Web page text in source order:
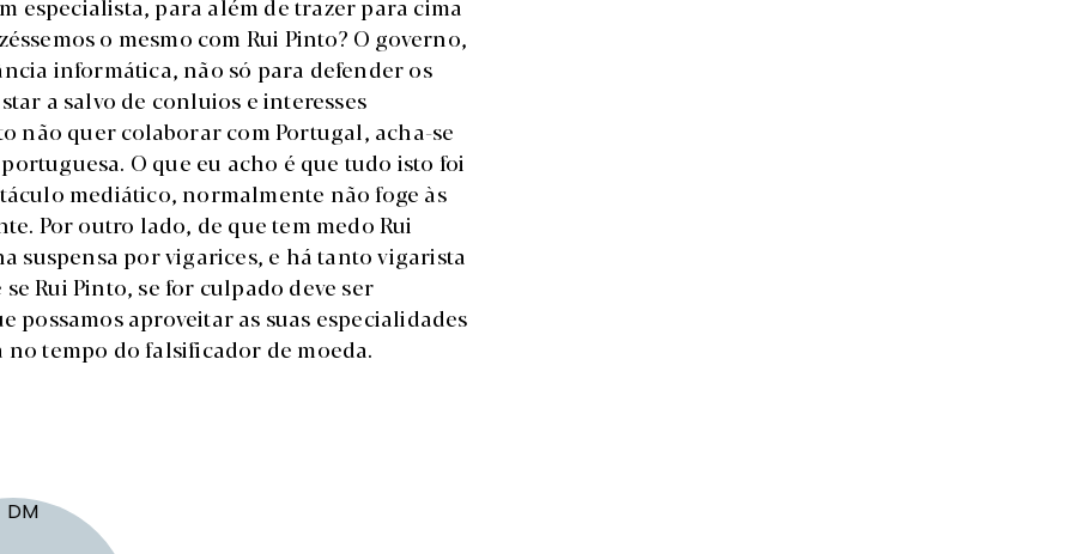
especialista, para além de trazer para cima
o mesmo com Rui Pinto? O governo,
informática, não só para defender os
a salvo de conluios e interesses
não quer colaborar com Portugal, acha-se
O que eu acho é que tudo isto foi
mediático, normalmente não foge às
Por outro lado, de que tem medo Rui
suspensa por vigarices, e há tanto vigarista
Rui Pinto, se for culpado deve ser
aproveitar as suas especialidades
no tempo do falsificador de moeda.